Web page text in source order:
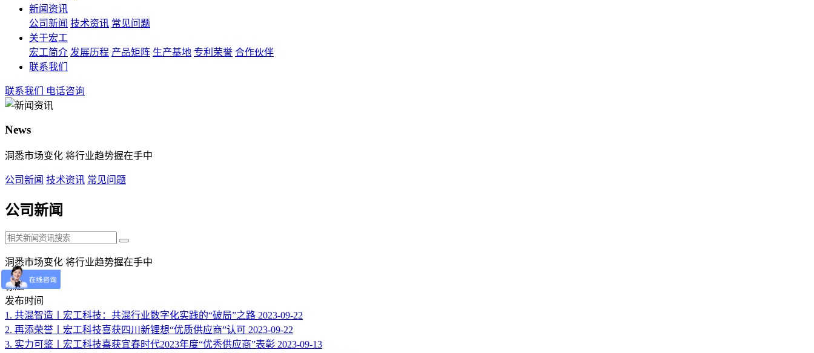
新闻资讯
公司新闻 技术资讯 常见问题
关于宏工
宏工简介 发展历程 产品矩阵 生产基地 专利荣誉 合作伙伴
联系我们
联系我们 电话咨询
News
洞悉市场变化 将行业趋势握在手中
公司新闻 技术资讯 常见问题
公司新闻
洞悉市场变化 将行业趋势握在手中
标题
发布时间
1. 共混智造丨宏工科技：共混行业数字化实践的“破局”之路 2023-09-22
2. 再添荣誉丨宏工科技喜获四川新锂想“优质供应商”认可 2023-09-22
3. 实力可鉴丨宏工科技喜获宜春时代2023年度“优秀供应商”表彰 2023-09-13